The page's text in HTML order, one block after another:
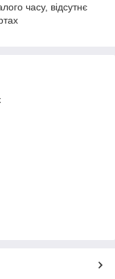
часу, відсутнє